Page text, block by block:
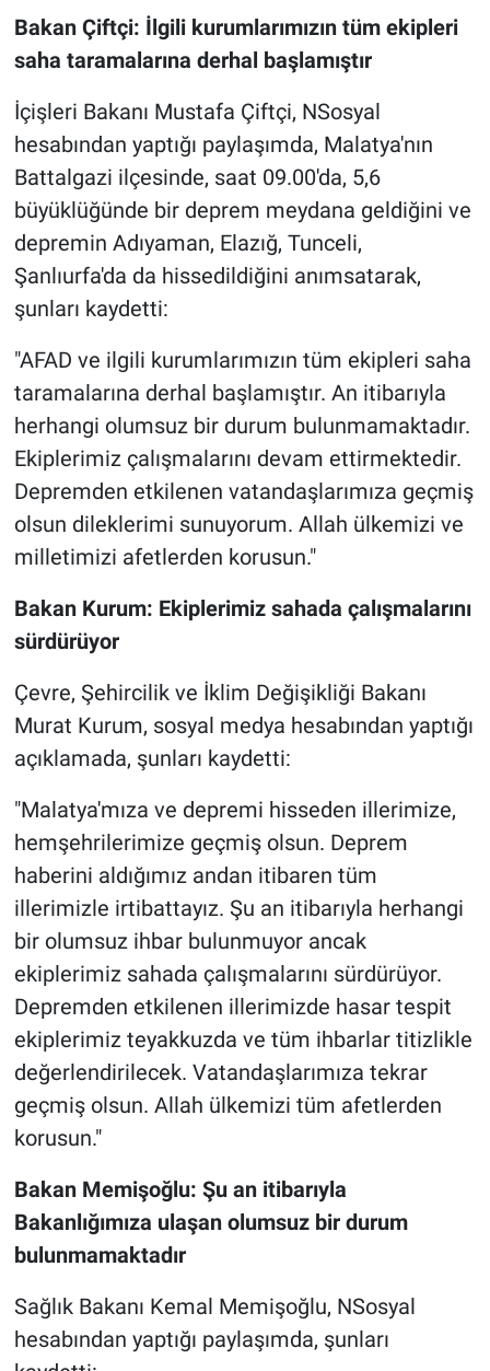
Bakan Çiftçi: İlgili kurumlarımızın tüm ekipleri
saha taramalarına derhal başlamıştır
İçişleri Bakanı Mustafa Çiftçi, NSosyal
hesabından yaptığı paylaşımda, Malatya'nın
Battalgazi ilçesinde, saat 09.00'da, 5,6
büyüklüğünde bir deprem meydana geldiğini ve
depremin Adıyaman, Elazığ, Tunceli,
Şanlıurfa'da da hissedildiğini anımsatarak,
şunları kaydetti:
"AFAD ve ilgili kurumlarımızın tüm ekipleri saha
taramalarına derhal başlamıştır. An itibarıyla
herhangi olumsuz bir durum bulunmamaktadır.
Ekiplerimiz çalışmalarını devam ettirmektedir.
Depremden etkilenen vatandaşlarımıza geçmiş
olsun dileklerimi sunuyorum. Allah ülkemizi ve
milletimizi afetlerden korusun."
Bakan Kurum: Ekiplerimiz sahada çalışmalarını
sürdürüyor
Çevre, Şehircilik ve İklim Değişikliği Bakanı
Murat Kurum, sosyal medya hesabından yaptığı
açıklamada, şunları kaydetti:
"Malatya'mıza ve depremi hisseden illerimize,
hemşehrilerimize geçmiş olsun. Deprem
haberini aldığımız andan itibaren tüm
illerimizle irtibattayız. Şu an itibarıyla herhangi
bir olumsuz ihbar bulunmuyor ancak
ekiplerimiz sahada çalışmalarını sürdürüyor.
Depremden etkilenen illerimizde hasar tespit
ekiplerimiz teyakkuzda ve tüm ihbarlar titizlikle
değerlendirilecek. Vatandaşlarımıza tekrar
geçmiş olsun. Allah ülkemizi tüm afetlerden
korusun."
Bakan Memişoğlu: Şu an itibarıyla
Bakanlığımıza ulaşan olumsuz bir durum
bulunmamaktadır
Sağlık Bakanı Kemal Memişoğlu, NSosyal
hesabından yaptığı paylaşımda, şunları